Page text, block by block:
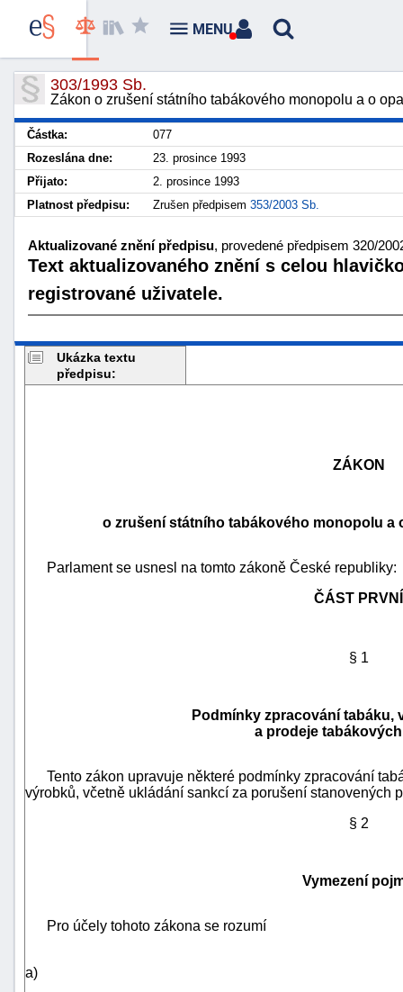
303/1993 Sb.
Zákon o zrušení státního tabákového monopolu a o
Částka:
077
Rozeslána dne:
23. prosince 1993
Přijato:
2. prosince 1993
Platnost předpisu:
Zrušen předpisem 353/2003 Sb.
Aktualizované znění předpisu, provedené předpisem 320/
Text aktualizovaného znění s celou
registrované uživatele.
Ukázka textu
předpisu:
ZÁKON
o zrušení státního tabákového monopolu a
Parlament se usnesl na tomto zákoně České republiky:
ČÁST PRVNÍ
§ 1
Podmínky zpracování tabáku,
a prodeje
Tento zákon upravuje některé podmínky zpracování
výrobků, včetně ukládání sankcí za porušení stanovených
§ 2
Vymezení
Pro účely tohoto zákona se rozumí
a)
MENU
náhrady